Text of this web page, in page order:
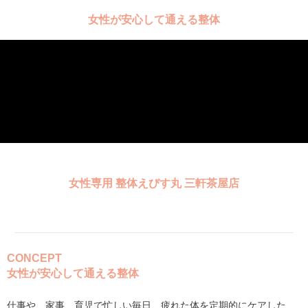
女性が安心して通える整体
女性専用 整体えびす丸 三軒茶屋店
CONCEPT
女性が安心して通える整体
仕事や、家事、育児で忙しい毎日…疲れた体を定期的にケアした